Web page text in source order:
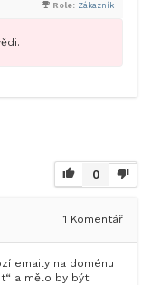
Role: Zákazník
0
1 Komentář
emaily na doménu
a mělo by být